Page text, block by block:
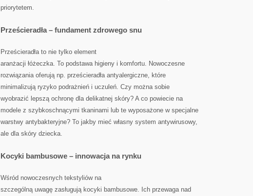
priorytetem.
Prześcieradła – fundament zdrowego snu
Prześcieradła to nie tylko element
aranżacji łóżeczka. To podstawa higieny i komfortu. Nowoczesne
rozwiązania oferują np. prześcieradła antyalergiczne, które
minimalizują ryzyko podrażnień i uczuleń. Czy można sobie
wyobrazić lepszą ochronę dla delikatnej skóry? A co powiecie na
modele z szybkoschnącymi tkaninami lub te wyposażone w specjalne
warstwy antybakteryjne? To jakby mieć własny system antywirusowy,
ale dla skóry dziecka.
Kocyki bambusowe – innowacja na rynku
Wśród nowoczesnych tekstyliów na
szczególną uwagę zasługują kocyki bambusowe. Ich przewaga nad